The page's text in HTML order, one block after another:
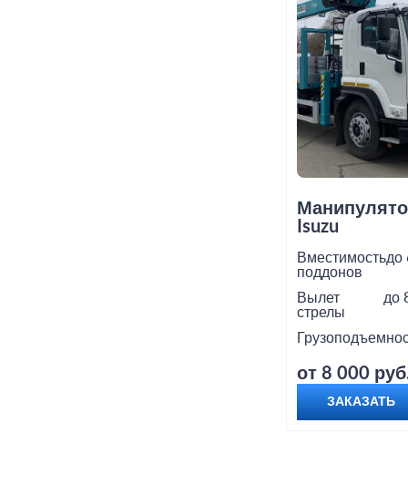
Isuzu
Вместимость
поддонов
до
Вылет
стрелы
до
от 8 000
ЗАКАЗАТЬ